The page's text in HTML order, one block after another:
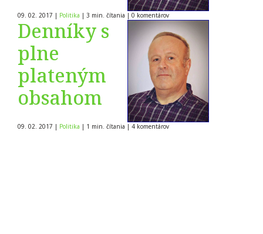
09. 02. 2017 | Politika | 3 min. čítania | 0 komentárov
Denníky s
plne
plateným
obsahom
09. 02. 2017 | Politika | 1 min. čítania | 4 komentárov